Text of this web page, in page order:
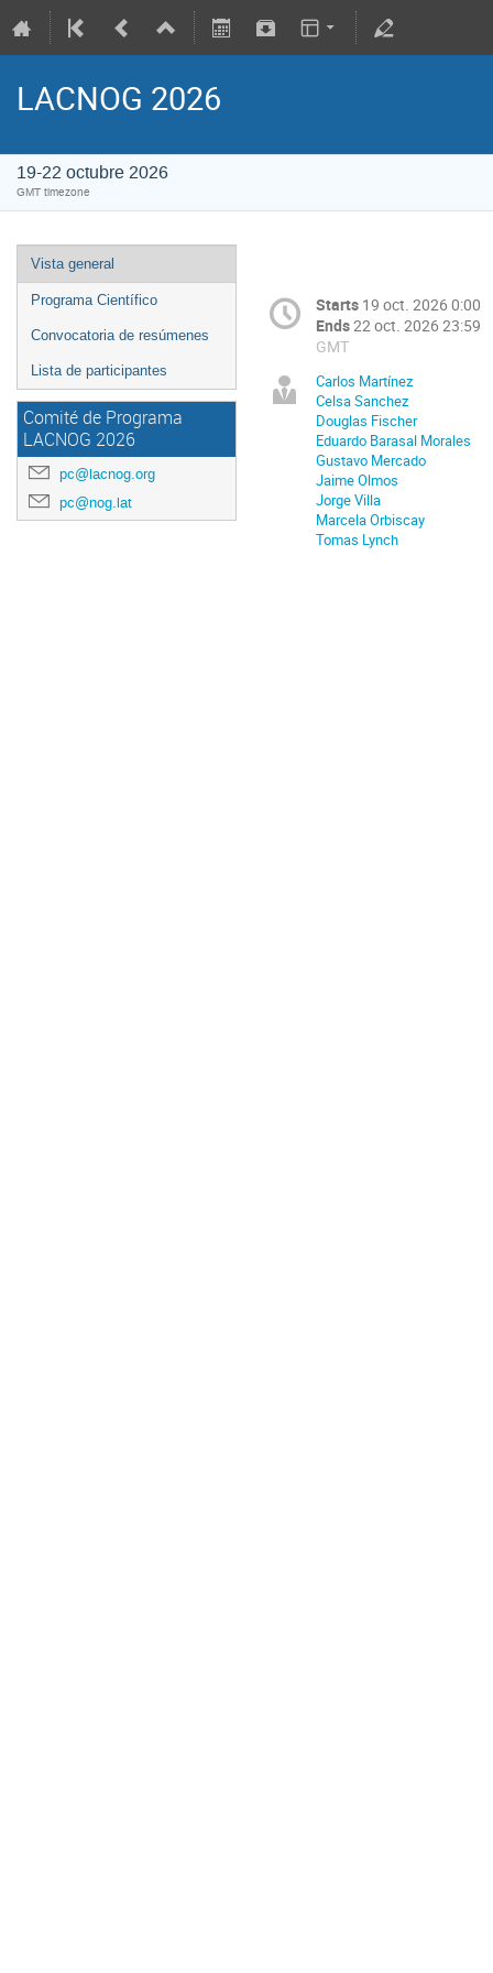
LACNOG 2026
19-22 octubre 2026
GMT timezone
Vista general
Programa Científico
Convocatoria de resúmenes
Lista de participantes
Comité de Programa
LACNOG 2026
pc@lacnog.org
pc@nog.lat
Starts 19 oct. 2026 0:00
Ends22 oct. 2026 23:59
GMT
Carlos Martínez
Celsa Sanchez
Douglas Fischer
Eduardo Barasal Morales
Gustavo Mercado
Jaime Olmos
Jorge Villa
Marcela Orbiscay
Tomas Lynch